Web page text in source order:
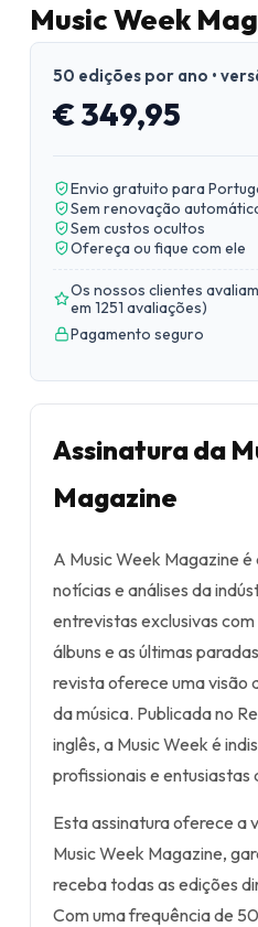
Music Week
50 edições por ano •
€ 349,95
Envio gratuito para
Sem renovação
Sem custos ocultos
Ofereça ou fique com ele
Os nossos clientes
em 1251 avaliações)
Pagamento seguro
Assinatura da
Magazine
A Music Week Magazine
notícias e análises da
entrevistas exclusivas
álbuns e as últimas
revista oferece uma visão
da música. Publicada no
inglês, a Music Week é
profissionais e entusiastas
Esta assinatura oferece a
Music Week Magazine,
receba todas as edições
Com uma frequência de